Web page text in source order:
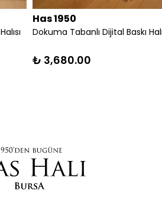
Has 1950
Etnik Desen Motifli Dekoratif Halı Kilim
₺ 1,200.00